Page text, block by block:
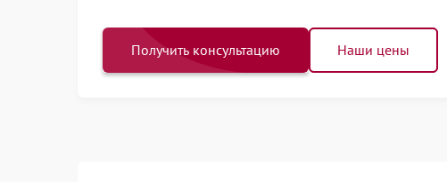
Получить консультацию Наши цены